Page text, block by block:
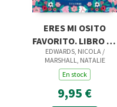
ERES MI OSITO
FAVORITO. LIBRO DE
CARTON CON
TROQUE
EDWARDS, NICOLA /
MARSHALL, NATALIE
En stock
9,95 €